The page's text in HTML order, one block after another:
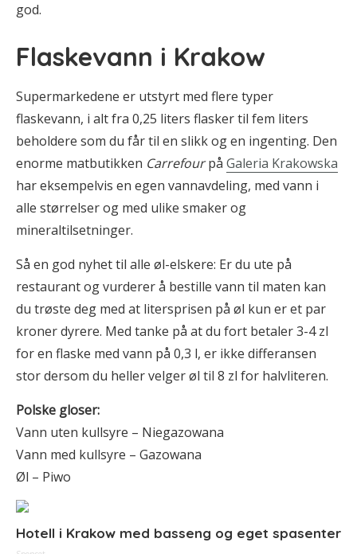
god.
Flaskevann i Krakow
Supermarkedene er utstyrt med flere typer
flaskevann, i alt fra 0,25 liters flasker til fem liters
beholdere som du får til en slikk og en ingenting. Den
enorme matbutikken Carrefourpå Galeria Krakowska
har eksempelvis en egen vannavdeling, med vann i
alle størrelser og med ulike smaker og
mineraltilsetninger.
Så en god nyhet til alle øl-elskere: Er du ute på
restaurant og vurderer å bestille vann til maten kan
du trøste deg med at litersprisen på øl kun er et par
kroner dyrere. Med tanke på at du fort betaler 3-4 zl
for en flaske med vann på 0,3 l, er ikke differansen
stor dersom du heller velger øl til 8 zl for halvliteren.
Polske gloser:
Vann uten kullsyre – Niegazowana
Vann med kullsyre – Gazowana
Øl – Piwo
Hotell i Krakow med basseng og eget spasenter